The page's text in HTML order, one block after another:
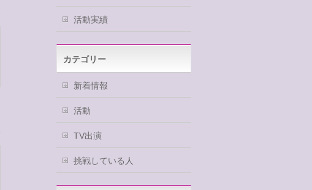
活動実績
カテゴリー
新着情報
活動
TV出演
挑戦している人